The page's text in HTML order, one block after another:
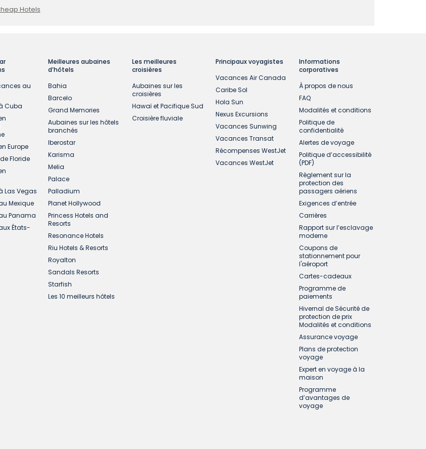
Hotels
au
Cuba
Europe
Floride
Las Vegas
Mexique
Panama
États-
Meilleures aubaines
d’hôtels
Bahia
Barcelo
Grand Memories
Aubaines sur les hôtels
branchés
Iberostar
Karisma
Melia
Palace
Palladium
Planet Hollywood
Princess Hotels and
Resorts
Resonance Hotels
Riu Hotels & Resorts
Royalton
Sandals Resorts
Starfish
Les 10 meilleurs hôtels
Les meilleures
croisières
Aubaines sur les
croisières
Hawaï et Pacifique Sud
Croisière fluviale
Principaux voyagistes
Vacances Air Canada
Caribe Sol
Hola Sun
Nexus Excursions
Vacances Sunwing
Vacances Transat
Récompenses WestJet
Vacances WestJet
Informations
corporatives
À propos de nous
FAQ
Modalités et conditions
Politique de
confidentialité
Alertes de voyage
Politique d’accessibilité
(PDF)
Règlement sur la
protection des
passagers aériens
Exigences d’entrée
Carrières
Rapport sur l’esclavage
moderne
Coupons de
stationnement pour
l'aéroport
Cartes-cadeaux
Programme de
paiements
Hivernal de Sécurité de
protection de prix
Modalités et conditions
Assurance voyage
Plans de protection
voyage
Expert en voyage à la
maison
Programme
d’avantages de
voyage